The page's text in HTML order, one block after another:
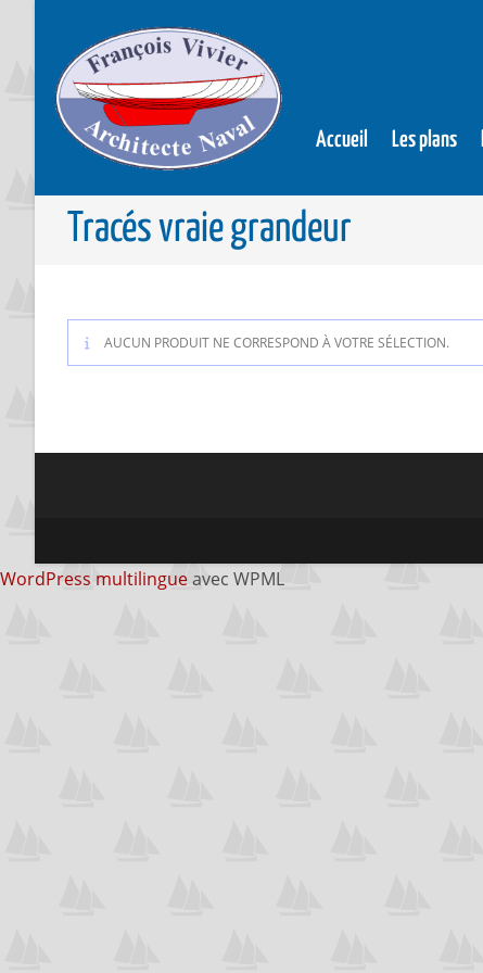
Accueil Les plans
Tracés vraie grandeur
AUCUN PRODUIT NE CORRESPOND À VOTRE SÉLECTION.
WordPress multilingueavec WPML